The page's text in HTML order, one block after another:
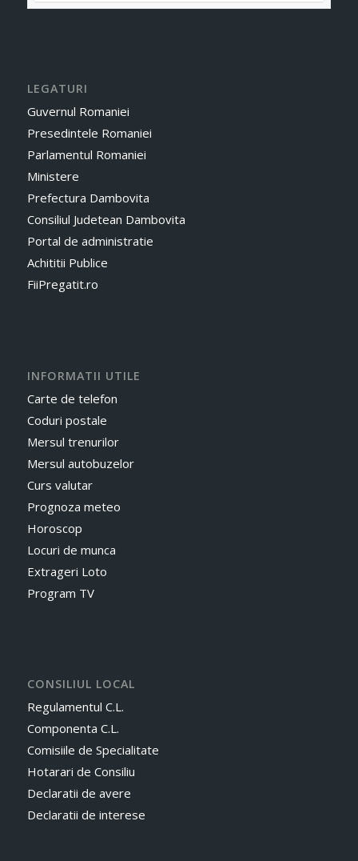
LEGATURI
Guvernul Romaniei
Presedintele Romaniei
Parlamentul Romaniei
Ministere
Prefectura Dambovita
Consiliul Judetean Dambovita
Portal de administratie
Achititii Publice
FiiPregatit.ro
INFORMATII UTILE
Carte de telefon
Coduri postale
Mersul trenurilor
Mersul autobuzelor
Curs valutar
Prognoza meteo
Horoscop
Locuri de munca
Extrageri Loto
Program TV
CONSILIUL LOCAL
Regulamentul C.L.
Componenta C.L.
Comisiile de Specialitate
Hotarari de Consiliu
Declaratii de avere
Declaratii de interese